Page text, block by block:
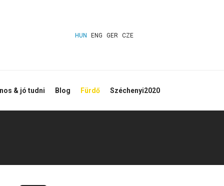
HUN ENG GER CZE
& jó tudni Blog Fürdő Széchenyi2020